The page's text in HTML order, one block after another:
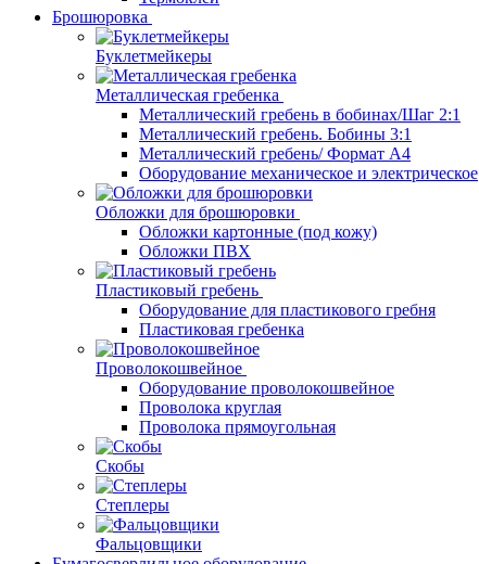
Брошюровка
Буклетмейкеры
Металлическая гребенка
Металлический гребень в бобинах/Шаг 2:1
Металлический гребень. Бобины 3:1
Металлический гребень/ Формат А4
Оборудование механическое и электрическое
Обложки для брошюровки
Обложки картонные (под кожу)
Обложки ПВХ
Пластиковый гребень
Оборудование для пластикового гребня
Пластиковая гребенка
Проволокошвейное
Оборудование проволокошвейное
Проволока круглая
Проволока прямоугольная
Скобы
Степлеры
Фальцовщики